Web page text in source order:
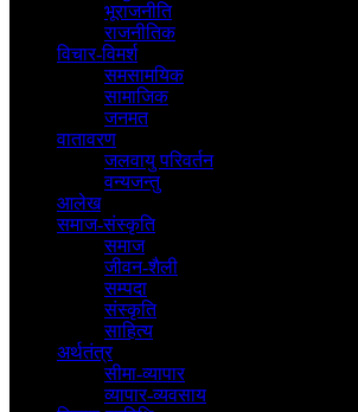
भूराजनीति
राजनीतिक
विचार-विमर्श
समसामयिक
सामाजिक
जनमत
वातावरण
जलवायु परिवर्तन
वन्यजन्तु
आलेख
समाज-संस्कृति
समाज
जीवन-शैली
सम्पदा
संस्कृति
साहित्य
अर्थतंत्र
सीमा-व्यापार
व्यापार-व्यवसाय